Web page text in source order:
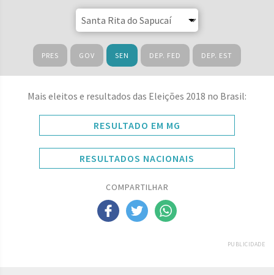
PRES GOV SEN DEP. FED DEP. EST
Mais eleitos e resultados das Eleições 2018 no Brasil:
RESULTADO EM MG
RESULTADOS NACIONAIS
COMPARTILHAR
PUBLICIDADE